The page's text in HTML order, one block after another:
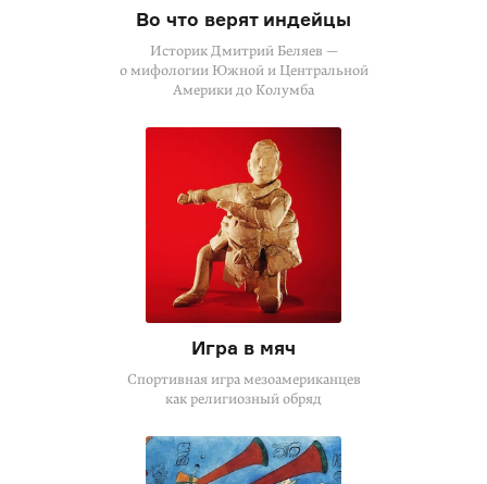
Во что верят индейцы
Историк Дмитрий Беляев —
о мифологии Южной и Центральной
Америки до Колумба
Игра в мяч
Спортивная игра мезоамериканцев
как религиозный обряд